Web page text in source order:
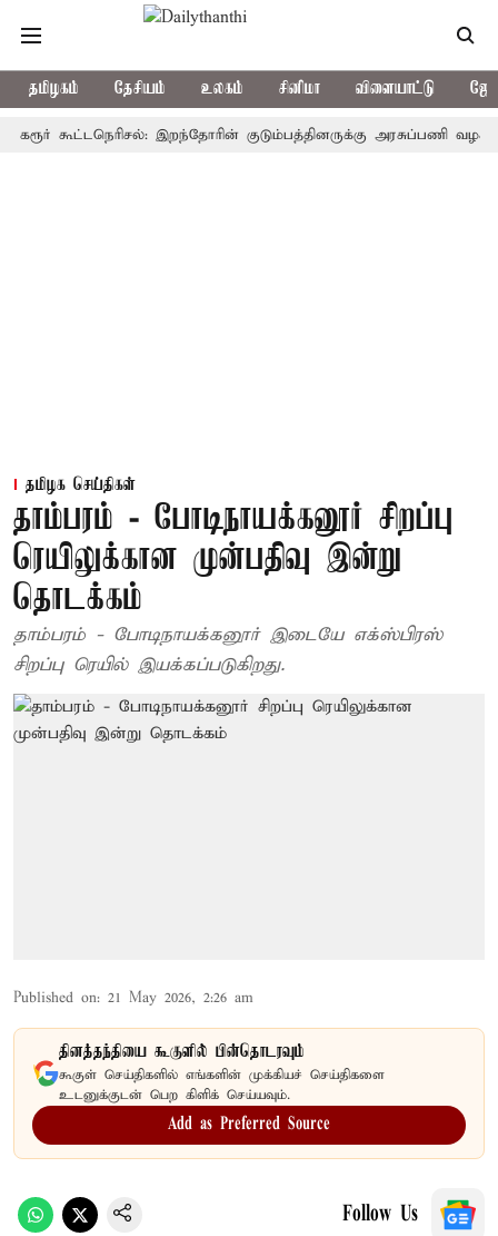
தமிழகம் தேசியம் உலகம் சினிமா விளையாட்டு
கூட்டநெரிசல்: இறந்தோரின் குடும்பத்தினருக்கு அரசுப்பணி வழக்கு;
தமிழக செய்திகள்
தாம்பரம் - போடிநாயக்கனூர் சிறப்பு
ரெயிலுக்கான முன்பதிவு இன்று
தொடக்கம்
தாம்பரம் - போடிநாயக்கனூர் இடையே எக்ஸ்பிரஸ்
சிறப்பு ரெயில் இயக்கப்படுகிறது.
Published on: 21 May 2026, 2:26 am
தினத்தந்தியை கூகுளில் பின்தொடரவும்
கூகுள் செய்திகளில் எங்களின் முக்கியச் செய்திகளை
உடனுக்குடன் பெற கிளிக் செய்யவும்.
Add as Preferred Source
Follow Us